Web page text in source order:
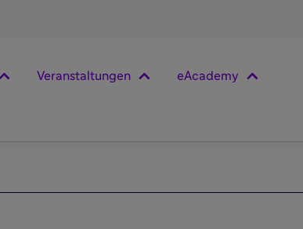
Veranstaltungen eAcademy